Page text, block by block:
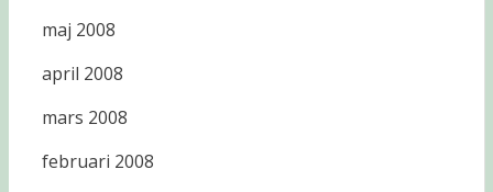
maj 2008
april 2008
mars 2008
februari 2008